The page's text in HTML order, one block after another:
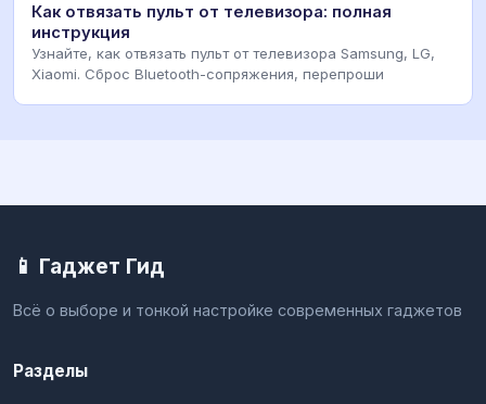
Как отвязать пульт от телевизора: полная
инструкция
Узнайте, как отвязать пульт от телевизора Samsung, LG,
Xiaomi. Сброс Bluetooth-сопряжения, перепроши
📱 Гаджет Гид
Всё о выборе и тонкой настройке современных гаджетов
Разделы